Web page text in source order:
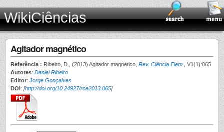
WikiCiências
Agitador magnético
Referência : Ribeiro, D., (2013) Agitador magnético, Rev. Ciência Elem.
, V1(1):065
Autores: Daniel Ribeiro
Editor: Jorge Gonçalves
DOI: [http://doi.org/10.24927/rce2013.065]